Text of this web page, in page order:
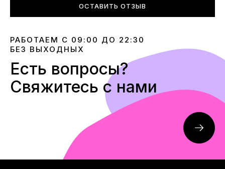
ОСТАВИТЬ ОТЗЫВ
РАБОТАЕМ С 09:00 ДО 22:30
БЕЗ ВЫХОДНЫХ
Есть вопросы?
Свяжитесь с нами